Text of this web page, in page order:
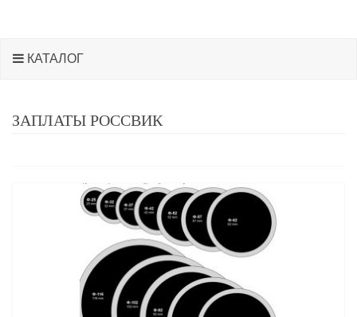
КАТАЛОГ
ЗАПЛАТЫ РОССВИК